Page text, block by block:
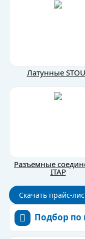
Латунные
Разъемные
ITAP
Скачать прайс-
Подбор по